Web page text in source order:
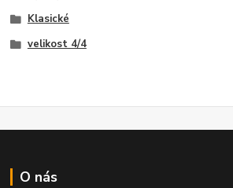
Klasické
velikost 4/4
O nás